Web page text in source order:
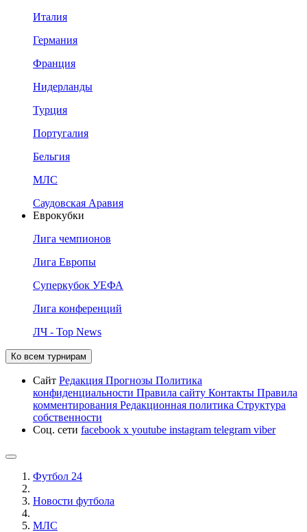
Италия
Германия
Франция
Нидерланды
Турция
Португалия
Бельгия
МЛС
Саудовская Аравия
Еврокубки
Лига чемпионов
Лига Европы
Суперкубок УЕФА
Лига конференций
ЛЧ - Top News
Ко всем турнирам
Сайт Редакция Прогнозы Политика
конфиденциальности Правила сайту Контакты Правила
комментирования Редакционная политика Структура
собственности
Соц. сети facebook x youtube instagram telegram viber
Футбол 24
Новости футбола
МЛС